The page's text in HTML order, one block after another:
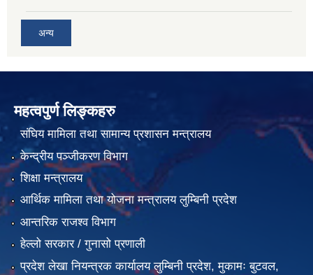
अन्य
महत्वपुर्ण लिङ्कहरु
संघिय मामिला तथा सामान्य प्रशासन मन्त्रालय
केन्द्रीय पञ्जीकरण विभाग
शिक्षा मन्त्रालय
आर्थिक मामिला तथा योजना मन्त्रालय लुम्बिनी प्रदेश
आन्तरिक राजश्व विभाग
हेल्लो सरकार / गुनासो प्रणाली
प्रदेश लेखा नियन्त्रक कार्यालय लुम्बिनी प्रदेश, मुकामः बुटवल,